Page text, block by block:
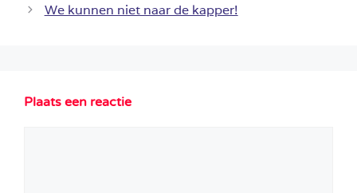
We kunnen niet naar de kapper!
Plaats een reactie